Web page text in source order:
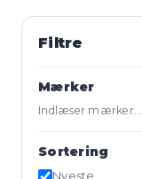
Filtre
Mærker
Indlæser mærker…
Sortering
Nyeste